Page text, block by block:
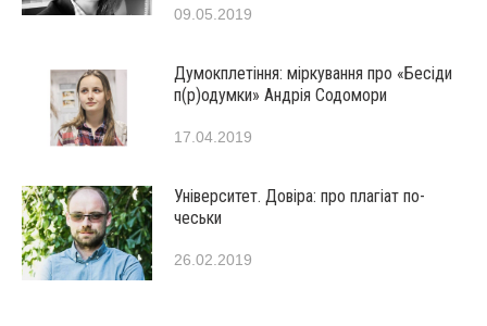
09.05.2019
Думокплетіння: міркування про «Бесіди
п(р)одумки» Андрія Содомори
17.04.2019
Університет. Довіра: про плагіат по-
чеськи
26.02.2019